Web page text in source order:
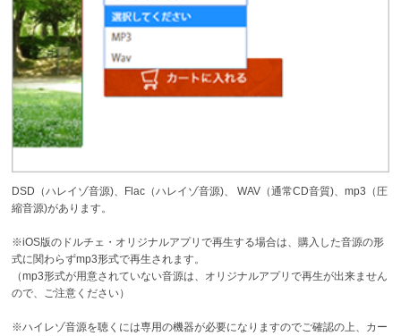
DSD（ハレイゾ音源)、Flac（ハレイゾ音源)、
WAV（通常CD音質)、mp3（圧
縮音源)があります。
※iOS版のドルチェ・オリジナルアプリで再生する場合は、購入した音源の形
式に関わらずmp3形式で再生されます。
（mp3形式が用意されていない音源は、オリジナルアプリで再生が出来ません
ので、ご注意ください）
※ハイレゾ音源を聴くには専用の機器が必要になりますのでご確認の上、カー